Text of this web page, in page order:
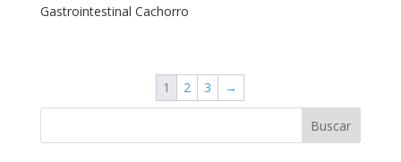
Gastrointestinal Cachorro
1 2 3 →